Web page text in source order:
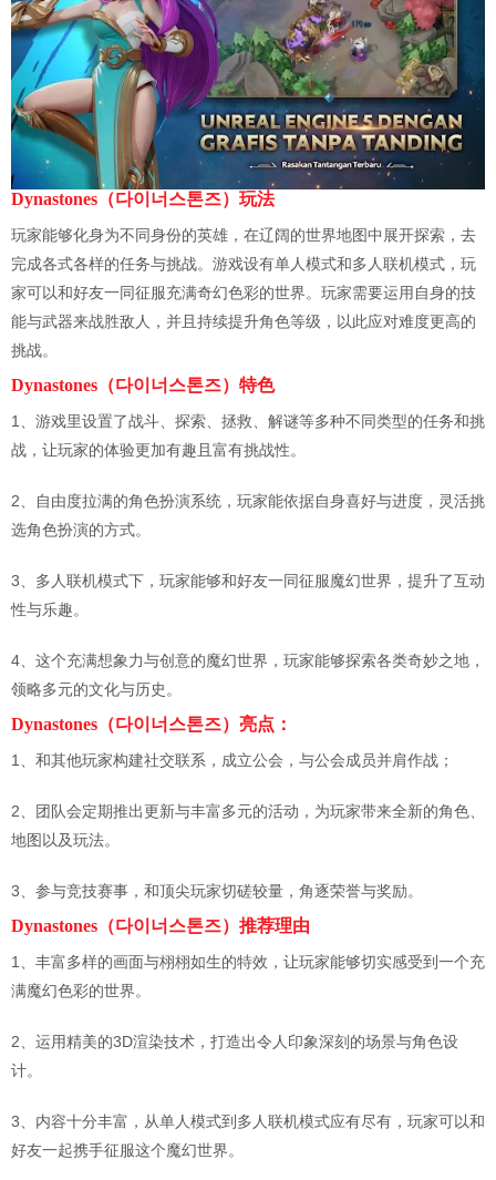
Dynastones（다이너스톤즈）玩法
玩家能够化身为不同身份的英雄，在辽阔的世界地图中展开探索，去
完成各式各样的任务与挑战。游戏设有单人模式和多人联机模式，玩
家可以和好友一同征服充满奇幻色彩的世界。玩家需要运用自身的技
能与武器来战胜敌人，并且持续提升角色等级，以此应对难度更高的
挑战。
Dynastones（다이너스톤즈）特色
1、游戏里设置了战斗、探索、拯救、解谜等多种不同类型的任务和挑
战，让玩家的体验更加有趣且富有挑战性。
2、自由度拉满的角色扮演系统，玩家能依据自身喜好与进度，灵活挑
选角色扮演的方式。
3、多人联机模式下，玩家能够和好友一同征服魔幻世界，提升了互动
性与乐趣。
4、这个充满想象力与创意的魔幻世界，玩家能够探索各类奇妙之地，
领略多元的文化与历史。
Dynastones（다이너스톤즈）亮点：
1、和其他玩家构建社交联系，成立公会，与公会成员并肩作战；
2、团队会定期推出更新与丰富多元的活动，为玩家带来全新的角色、
地图以及玩法。
3、参与竞技赛事，和顶尖玩家切磋较量，角逐荣誉与奖励。
Dynastones（다이너스톤즈）推荐理由
1、丰富多样的画面与栩栩如生的特效，让玩家能够切实感受到一个充
满魔幻色彩的世界。
2、运用精美的3D渲染技术，打造出令人印象深刻的场景与角色设
计。
3、内容十分丰富，从单人模式到多人联机模式应有尽有，玩家可以和
好友一起携手征服这个魔幻世界。